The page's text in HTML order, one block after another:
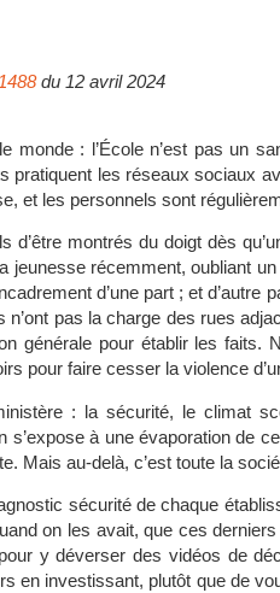
du 12 avril 2024
monde : l’École n’est pas un
pratiquent les réseaux sociaux
et les personnels sont
d’être montrés du doigt dès
récemment, oubliant
d’une part ; et
pas la charge des rues
générale pour établir les
pour faire cesser la violence
: la sécurité, le climat
s’expose à une évaporation de
Mais au-delà, c’est toute la
sécurité de chaque
on les avait, que ces
y déverser des vidéos de
en investissant, plutôt que de